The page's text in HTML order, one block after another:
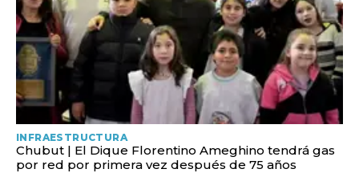
INFRAESTRUCTURA
Chubut | El Dique Florentino Ameghino tendrá gas
por red por primera vez después de 75 años